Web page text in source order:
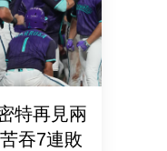
特再見兩
吞7連敗